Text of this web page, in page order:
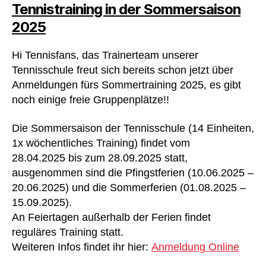
Tennistraining in der Sommersaison
2025
Hi Tennisfans, das Trainerteam unserer
Tennisschule freut sich bereits schon jetzt über
Anmeldungen fürs Sommertraining 2025, es gibt
noch einige freie Gruppenplätze!!
Die Sommersaison der Tennisschule (14 Einheiten,
1x wöchentliches Training) findet vom
28.04.2025 bis zum 28.09.2025 statt,
ausgenommen sind die Pfingstferien (10.06.2025 –
20.06.2025) und die Sommerferien (01.08.2025 –
15.09.2025).
An Feiertagen außerhalb der Ferien findet
reguläres Training statt.
Weiteren Infos findet ihr hier: Anmeldung Online